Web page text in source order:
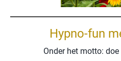
Hypno-fun
Onder het motto: